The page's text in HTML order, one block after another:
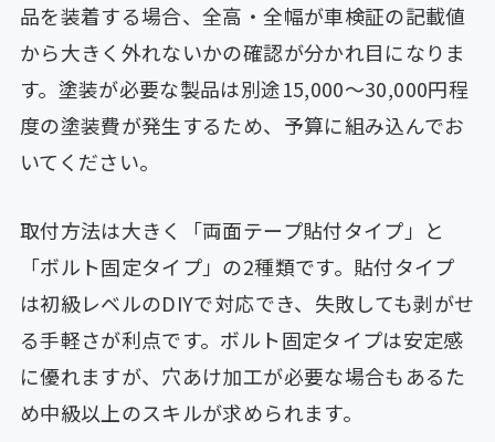
品を装着する場合、全高・全幅が車検証の記載値
から大きく外れないかの確認が分かれ目になりま
す。塗装が必要な製品は別途15,000〜30,000円程
度の塗装費が発生するため、予算に組み込んでお
いてください。
取付方法は大きく「両面テープ貼付タイプ」と
「ボルト固定タイプ」の2種類です。貼付タイプ
は初級レベルのDIYで対応でき、失敗しても剥がせ
る手軽さが利点です。ボルト固定タイプは安定感
に優れますが、穴あけ加工が必要な場合もあるた
め中級以上のスキルが求められます。